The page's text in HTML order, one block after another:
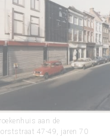
aan de
47-49, jaren 70